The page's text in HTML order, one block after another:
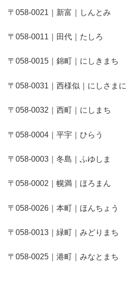
〒058-0021｜新富｜しんとみ
〒058-0011｜田代｜たしろ
〒058-0015｜錦町｜にしきまち
〒058-0031｜西様似｜にしさまに
〒058-0032｜西町｜にしまち
〒058-0004｜平宇｜ひらう
〒058-0003｜冬島｜ふゆしま
〒058-0002｜幌満｜ほろまん
〒058-0026｜本町｜ほんちょう
〒058-0013｜緑町｜みどりまち
〒058-0025｜港町｜みなとまち